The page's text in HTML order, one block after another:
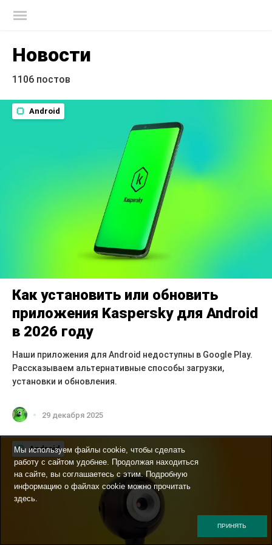
Новости
1106 постов
Android
Как установить или обновить
приложения Kaspersky для Android
в 2026 году
Наши приложения для Android недоступны в Google Play.
Рассказываем альтернативные способы загрузки,
установки и обновления.
29 декабря 2025
Android
Мы используем файлы cookie, чтобы сделать
работу с сайтом удобнее. Продолжая находиться
на сайте, вы соглашаетесь с этим. Подробную
информацию о файлах cookie можно прочитать
здесь.
ПРИНЯТЬ